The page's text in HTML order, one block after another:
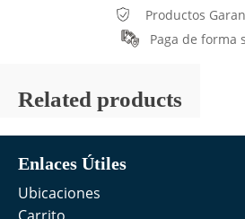
Productos
Paga de forma
Related products
Enlaces Útiles
Ubicaciones